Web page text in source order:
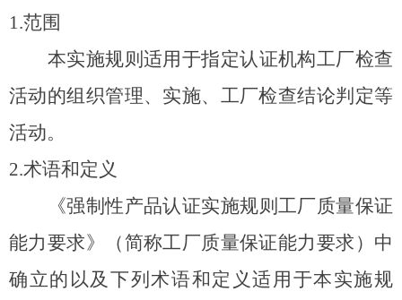
1.范围
本实施规则适用于指定认证机构工厂检查
活动的组织管理、实施、工厂检查结论判定等
活动。
2.术语和定义
《强制性产品认证实施规则工厂质量保证
能力要求》（简称工厂质量保证能力要求）中
确立的以及下列术语和定义适用于本实施规